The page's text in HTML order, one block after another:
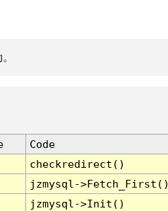
Code
checkredirect()
jzmysql-
jzmysql->Init()